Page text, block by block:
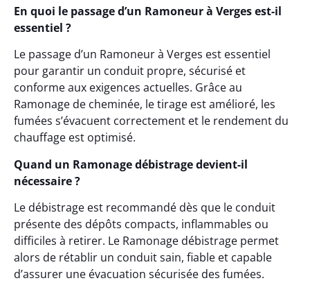
En quoi le passage d’un Ramoneur à Verges est-il
essentiel ?
Le passage d’un Ramoneur à Verges est essentiel
pour garantir un conduit propre, sécurisé et
conforme aux exigences actuelles. Grâce au
Ramonage de cheminée, le tirage est amélioré, les
fumées s’évacuent correctement et le rendement du
chauffage est optimisé.
Quand un Ramonage débistrage devient-il
nécessaire ?
Le débistrage est recommandé dès que le conduit
présente des dépôts compacts, inflammables ou
difficiles à retirer. Le Ramonage débistrage permet
alors de rétablir un conduit sain, fiable et capable
d’assurer une évacuation sécurisée des fumées.